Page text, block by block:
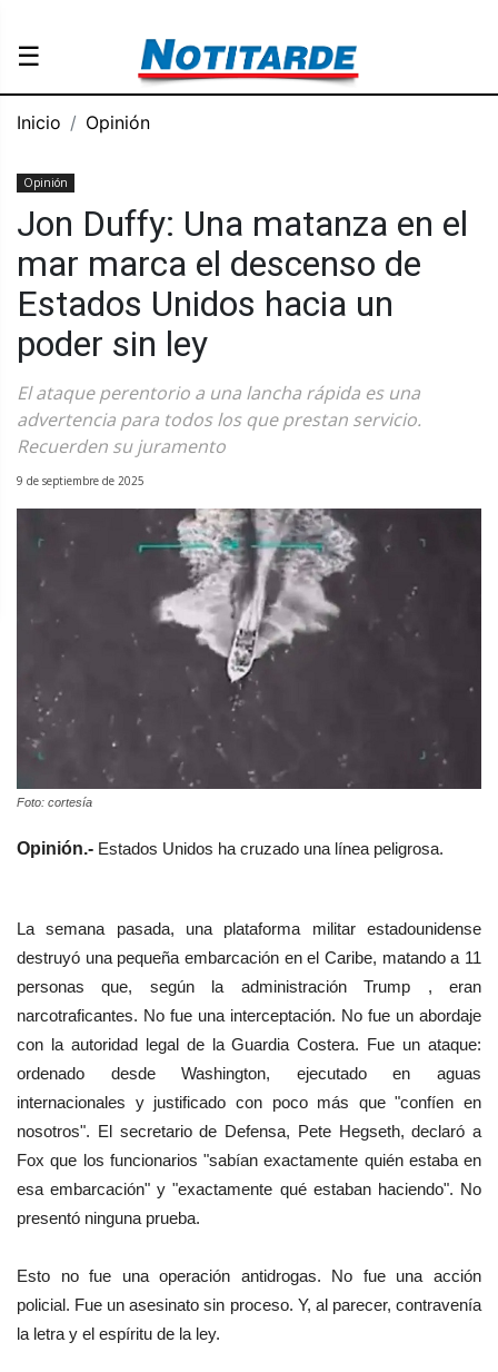
☰
Inicio Opinión
Opinión
Jon Duffy: Una matanza en el
mar marca el descenso de
Estados Unidos hacia un
poder sin ley
El ataque perentorio a una lancha rápida es una
advertencia para todos los que prestan servicio.
Recuerden su juramento
9 de septiembre de 2025
Foto: cortesía
Opinión.- Estados Unidos ha cruzado una línea peligrosa.
La semana pasada, una plataforma militar estadounidense
destruyó una pequeña embarcación en el Caribe, matando a 11
personas que, según la administración Trump , eran
narcotraficantes. No fue una interceptación. No fue un abordaje
con la autoridad legal de la Guardia Costera. Fue un ataque:
ordenado desde Washington, ejecutado en aguas
internacionales y justificado con poco más que "confíen en
nosotros". El secretario de Defensa, Pete Hegseth, declaró a
Fox que los funcionarios "sabían exactamente quién estaba en
esa embarcación" y "exactamente qué estaban haciendo". No
presentó ninguna prueba.
Esto no fue una operación antidrogas. No fue una acción
policial. Fue un asesinato sin proceso. Y, al parecer, contravenía
la letra y el espíritu de la ley.